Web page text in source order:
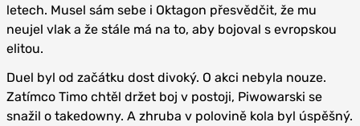
letech. Musel sám sebe i Oktagon přesvědčit, že mu
neujel vlak a že stále má na to, aby bojoval s evropskou
elitou.
Duel byl od začátku dost divoký. O akci nebyla nouze.
Zatímco Timo chtěl držet boj v postoji, Piwowarski se
snažil o takedowny. A zhruba v polovině kola byl úspěšný.